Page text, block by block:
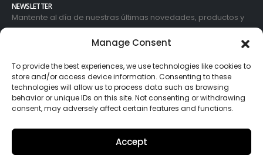
Manage Consent
To provide the best experiences, we use technologies like cookies to
store and/or access device information. Consenting to these
technologies will allow us to process data such as browsing
behavior or unique IDs on this site. Not consenting or withdrawing
consent, may adversely affect certain features and functions.
Accept
NEWSLETTER
Mantente al día de nuestras últimas novedades, productos y
avances tecnológicos. Introduce tu correo electrónico y
suscríbete a nuestra newsletter.
Go!